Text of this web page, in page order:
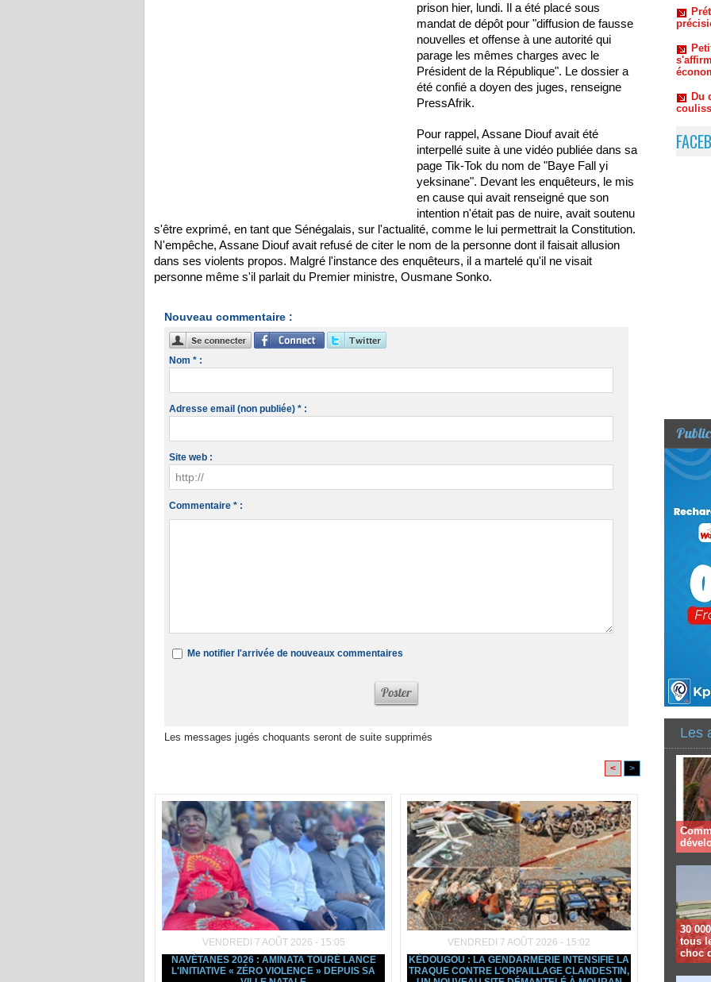
prison hier, lundi. Il a été placé sous
mandat de dépôt pour "diffusion de fausse
nouvelles et offense à une autorité qui
parage les mêmes charges avec le
Président de la République". Le dossier a
été confié a doyen des juges, renseigne
PressAfrik.
Pour rappel, Assane Diouf avait été
interpellé suite à une vidéo publiée dans sa
page Tik-Tok du nom de "Baye Fall yi
yeksinane". Devant les enquêteurs, le mis
en cause qui avait renseigné que son
intention n'était pas de nuire, avait soutenu
s'être exprimé, en tant que Sénégalais, sur l'actualité, comme le lui permettrait la Constitution.
N'empêche, Assane Diouf avait refusé de citer le nom de la personne dont il faisait allusion
dans ses violents propos. Malgré l'instance des enquêteurs, il a martelé qu'il ne visait
personne même s'il parlait du Premier ministre, Ousmane Sonko.
Nouveau commentaire :
Nom * :
Adresse email (non publiée) * :
Site web :
Commentaire * :
Me notifier l'arrivée de nouveaux commentaires
Les messages jugés choquants seront de suite supprimés
< >
VENDREDI 7 AOÛT 2026 - 15:05
NAVÉTANES 2026 : AMINATA TOURÉ LANCE
L'INITIATIVE « ZÉRO VIOLENCE » DEPUIS SA
VENDREDI 7 AOÛT 2026 - 15:02
KÉDOUGOU : LA GENDARMERIE INTENSIFIE LA
TRAQUE CONTRE L’ORPAILLAGE CLANDESTIN,
Du
Thiaw
Les
30
tous
choc